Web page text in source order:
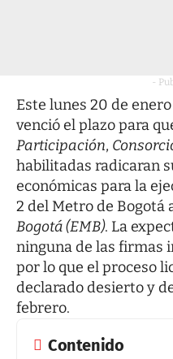
-
Este lunes 20 de
venció el plazo para
Participación,
habilitadas radicaran
económicas para la
2 del Metro de Bogotá
Bogotá (EMB). La
ninguna de las firmas
por lo que el proceso
declarado desierto y
febrero.
Contenido